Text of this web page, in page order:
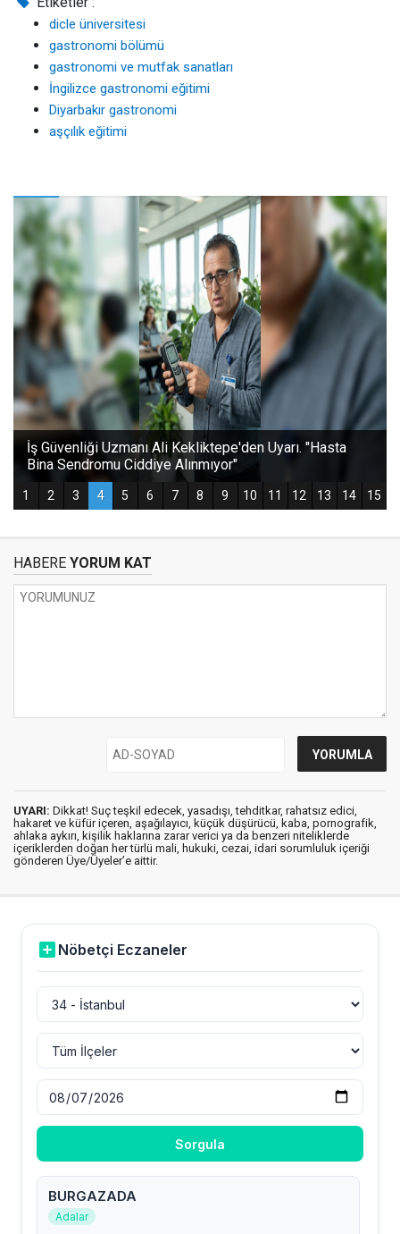
dicle üniversitesi
gastronomi bölümü
gastronomi ve mutfak sanatları
İngilizce gastronomi eğitimi
Diyarbakır gastronomi
aşçılık eğitimi
HABERE YORUM KAT
UYARI: Dikkat! Suç teşkil edecek, yasadışı, tehditkar, rahatsız edici,
hakaret ve küfür içeren, aşağılayıcı, küçük düşürücü, kaba, pornografik,
ahlaka aykırı, kişilik haklarına zarar verici ya da benzeri niteliklerde
içeriklerden doğan her türlü mali, hukuki, cezai, idari sorumluluk içeriği
gönderen Üye/Üyeler’e aittir.